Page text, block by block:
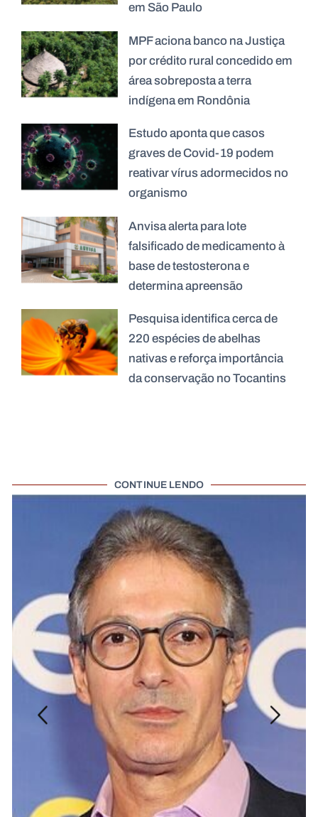
em São Paulo
MPF aciona banco na Justiça
por crédito rural concedido em
área sobreposta a terra
indígena em Rondônia
Estudo aponta que casos
graves de Covid-19 podem
reativar vírus adormecidos no
organismo
Anvisa alerta para lote
falsificado de medicamento à
base de testosterona e
determina apreensão
Pesquisa identifica cerca de
220 espécies de abelhas
nativas e reforça importância
da conservação no Tocantins
CONTINUE LENDO
Destaques Tecnologia Janaína Angelo